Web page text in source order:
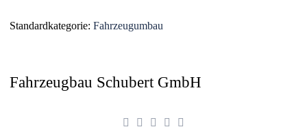
Standardkategorie: Fahrzeugumbau
Fahrzeugbau Schubert GmbH